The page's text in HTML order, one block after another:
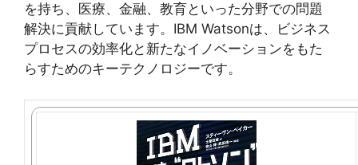
を持ち、医療、金融、教育といった分野での問題
解決に貢献しています。IBM Watsonは、ビジネス
プロセスの効率化と新たなイノベーションをもた
らすためのキーテクノロジーです。